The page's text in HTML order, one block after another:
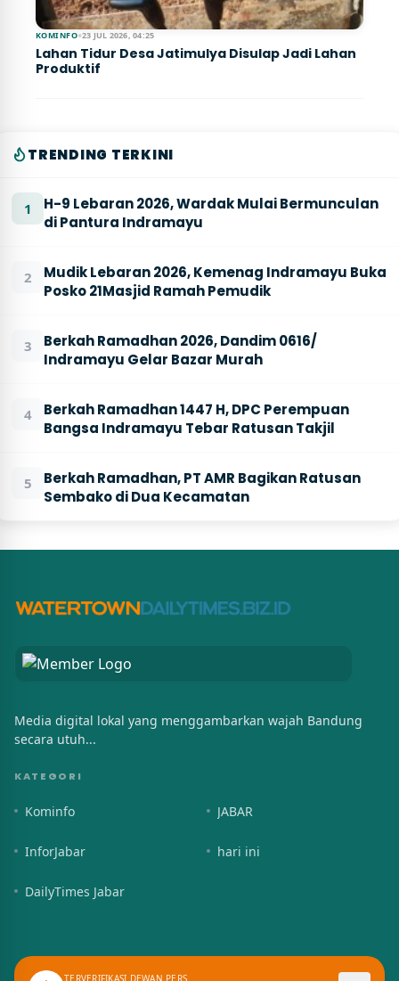
KOMINFO●23 JUL 2026, 04:25
Lahan Tidur Desa Jatimulya Disulap Jadi Lahan
Produktif
TRENDING TERKINI
1
H-9 Lebaran 2026, Wardak Mulai Bermunculan
di Pantura Indramayu
2
Mudik Lebaran 2026, Kemenag Indramayu Buka
Posko 21Masjid Ramah Pemudik
3
Berkah Ramadhan 2026, Dandim 0616/
Indramayu Gelar Bazar Murah
4
Berkah Ramadhan 1447 H, DPC Perempuan
Bangsa Indramayu Tebar Ratusan Takjil
5
Berkah Ramadhan, PT AMR Bagikan Ratusan
Sembako di Dua Kecamatan
Media digital lokal yang menggambarkan wajah Bandung
secara utuh...
KATEGORI
Kominfo JABAR
InforJabar hari ini
DailyTimes Jabar
TERVERIFIKASI DEWAN PERS